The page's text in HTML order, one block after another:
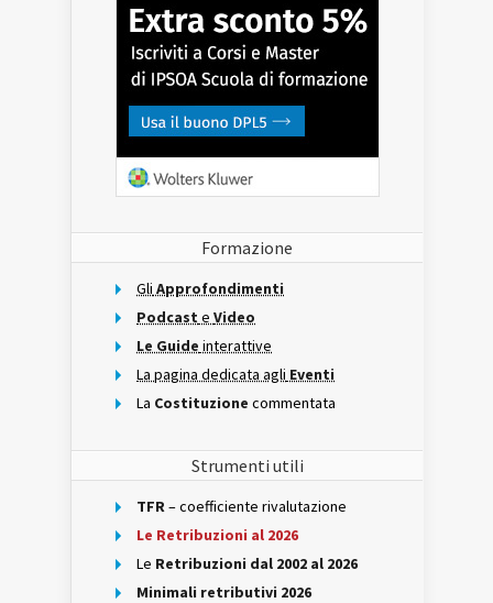
Formazione
Gli Approfondimenti
Podcast e Video
Le Guide interattive
La pagina dedicata agli Eventi
La Costituzione commentata
Strumenti utili
TFR– coefficiente rivalutazione
Le Retribuzioni al 2026
Le Retribuzioni dal 2002 al 2026
Minimali retributivi 2026